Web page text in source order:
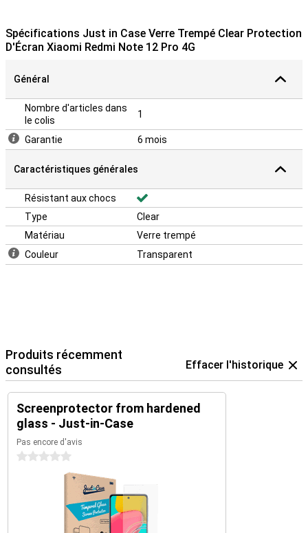
Protection contre les rayures
Un protecteur d'écran est idéal si vous souhaitez protéger votre
appareil reste ainsi beau et exempt de rayures.
Spécifications Just in Case Verre Trempé Clear Protection
D'Écran Xiaomi Redmi Note 12 Pro 4G
Général
Nombre d'articles dans
le colis
1
Garantie 6 mois
Caractéristiques générales
Résistant aux chocs
Type
Clear
Matériau
Verre trempé
Couleur
Transparent
Produits récemment
consultés
Effacer l'historique
Screenprotector from hardened
glass - Just-in-Case
Pas encore d'avis
0 étoiles